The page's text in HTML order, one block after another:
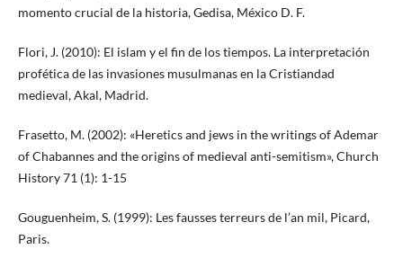
momento crucial de la historia, Gedisa, México D. F.
Flori, J. (2010): El islam y el fin de los tiempos. La interpretación
profética de las invasiones musulmanas en la Cristiandad
medieval, Akal, Madrid.
Frasetto, M. (2002): «Heretics and jews in the writings of Ademar
of Chabannes and the origins of medieval anti-semitism», Church
History 71 (1): 1-15
Gouguenheim, S. (1999): Les fausses terreurs de l’an mil, Picard,
Paris.